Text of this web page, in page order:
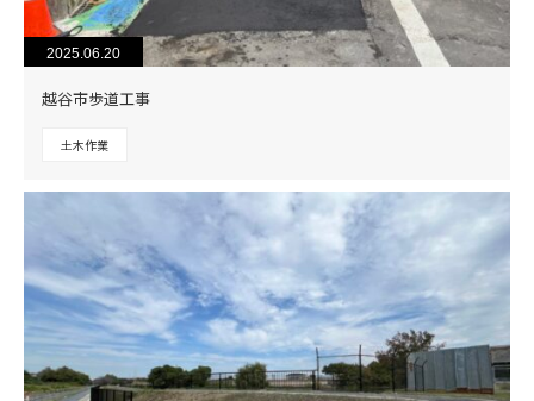
2025.06.20
越谷市歩道工事
土木作業